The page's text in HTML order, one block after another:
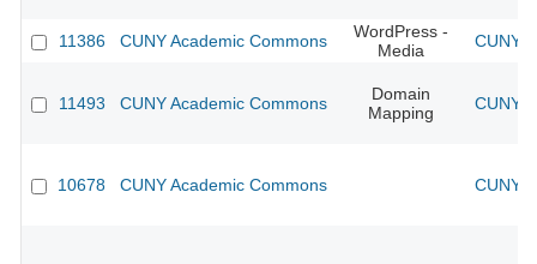
11386 CUNY Academic Commons
WordPress -
Media
CUNY
11493 CUNY Academic Commons
Domain
Mapping
CUNY
10678 CUNY Academic Commons CUNY